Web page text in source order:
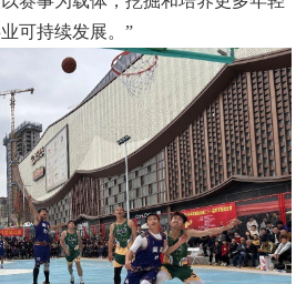
可持续发展。”